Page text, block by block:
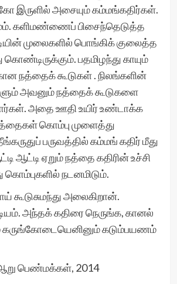
இருளில் அசையும் கம்மங்கதிர்கள்.
களிமண்ணைப் பிசைந்தெடுத்த
முலைகளில் பொங்கிக் குலைத்த
கொண்டிருக்கும். பதமிழந்து காயும்
நத்தைக் கூடுகள் . நிலங்களின்
அவனும் நத்தைக் கூடுகளை
அதை ஊதி உயிர் உண்டாக்க
கொம்பு முளைத்து
பருவத்தில் கம்மங் கதிர் மீது
ஆட்டி ஏறும் நத்தை கதிரின் உச்சி
கொம்புகளில் நடனமிடும்.
கூடுசுமந்து அலைகிறான்.
அந்தக் கதிரை நெருங்க, கானல்
கருங்கோடையெனினும் கடும்பயணம்
பெண்மக்கள், 2014